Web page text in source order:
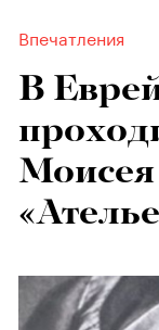
Впечатления
В